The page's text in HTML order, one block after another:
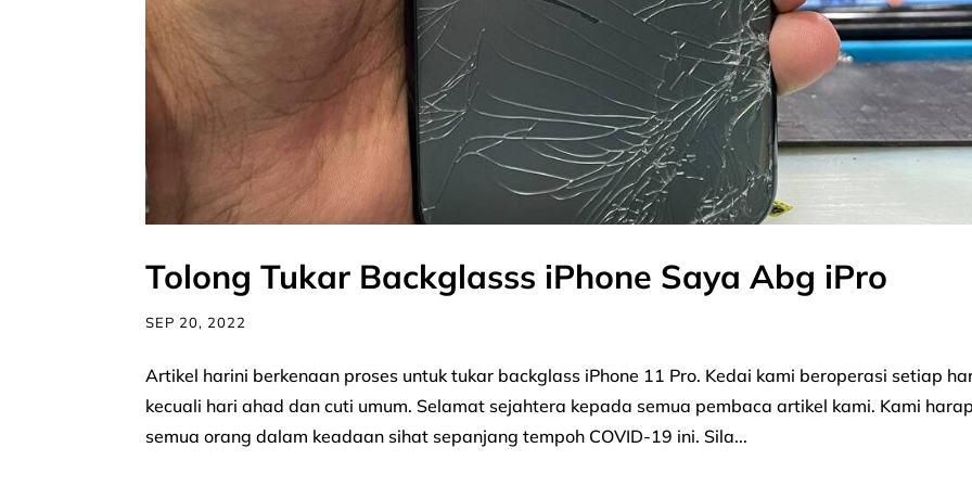
Tolong Tukar Backglasss iPhone Saya Abg iPro
SEP 20, 2022
Artikel harini berkenaan proses untuk tukar backglass iPhone 11 Pro. Kedai kami beroperasi setiap
kecuali hari ahad dan cuti umum. Selamat sejahtera kepada semua pembaca artikel kami. Kami
semua orang dalam keadaan sihat sepanjang tempoh COVID-19 ini. Sila...